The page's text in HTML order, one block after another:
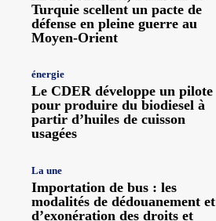
Turquie scellent un pacte de
défense en pleine guerre au
Moyen-Orient
énergie
Le CDER développe un pilote
pour produire du biodiesel à
partir d’huiles de cuisson
usagées
La une
Importation de bus : les
modalités de dédouanement et
d’exonération des droits et